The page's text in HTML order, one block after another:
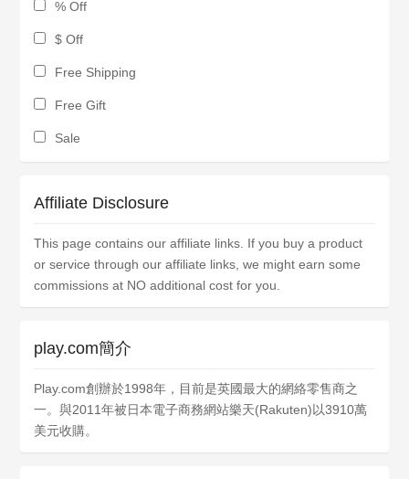
% Off
$ Off
Free Shipping
Free Gift
Sale
Affiliate Disclosure
This page contains our affiliate links. If you buy a product
or service through our affiliate links, we might earn some
commissions at NO additional cost for you.
play.com簡介
Play.com創辦於1998年，目前是英國最大的網絡零售商之
一。與2011年被日本電子商務網站樂天(Rakuten)以3910萬
美元收購。